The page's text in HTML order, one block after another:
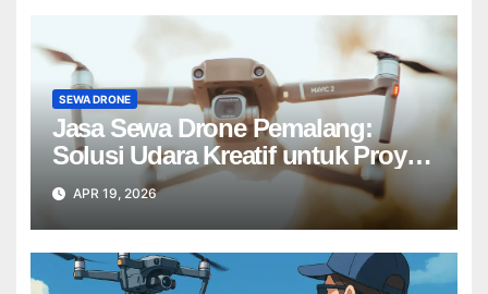
SEWA DRONE
Jasa Sewa Drone Pemalang:
Solusi Udara Kreatif untuk Proyek
Anda Tanpa Batas】
APR 19, 2026